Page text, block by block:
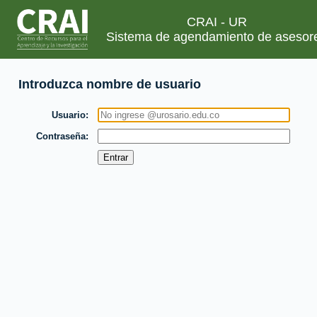
CRAI - UR
Sistema de agendamiento de
Introduzca nombre de usuario
Usuario
Contraseña